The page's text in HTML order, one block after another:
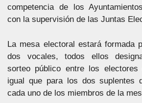
competencia de los
con la supervisión de las Juntas
La mesa electoral estará formada
dos vocales, todos ellos
sorteo público entre los
igual que para los dos suplentes
cada uno de los miembros de la